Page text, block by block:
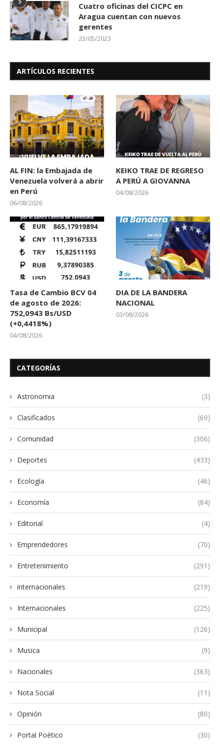
Cuatro oficinas del CICPC en
Aragua cuentan con nuevos
gerentes
23/05/2023
ARTÍCULOS RECIENTES
AL FIN: la Embajada de
Venezuela volverá a abrir
en Perú
06/08/2026
KEIKO TRAE DE REGRESO
A PERÚ A GIOVANNA
04/08/2026
Tasa de Cambio BCV 04
de agosto de 2026:
752,0943 Bs/USD
(+0,4418%)
04/08/2026
DIA DE LA BANDERA
NACIONAL
03/08/2026
CATEGORÍAS
Astronomia (3)
Clasificados (69)
Comunidad (306)
Deportes (433)
Ecología (46)
Economía (84)
Editorial (4)
Emprendedores (70)
Entretenimiento (291)
internacionales (219)
Internacionales (225)
Municipal (126)
Musica (9)
Nacionales (363)
Nota Social (11)
Opinión (80)
Portal Poético (30)